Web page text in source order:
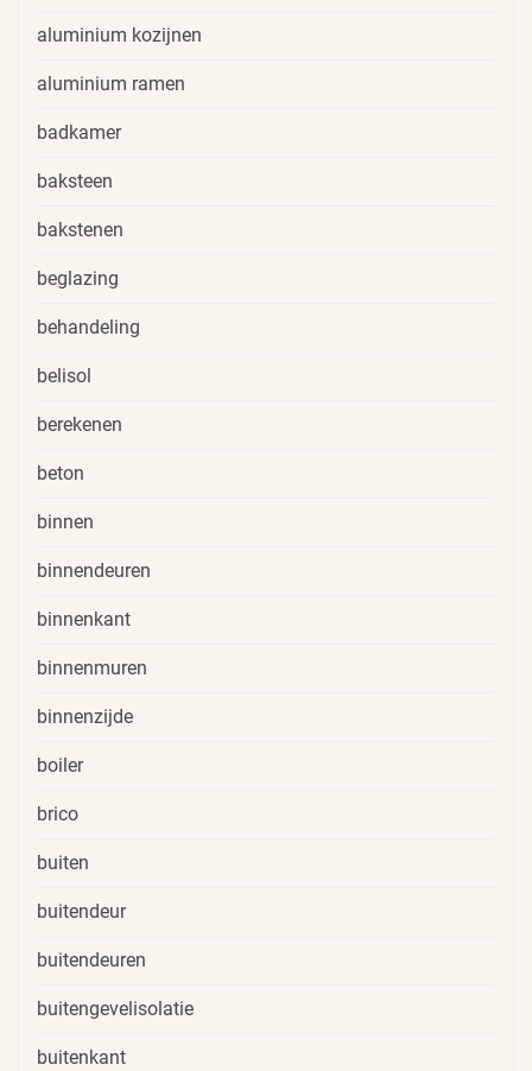
aluminium kozijnen
aluminium ramen
badkamer
baksteen
bakstenen
beglazing
behandeling
belisol
berekenen
beton
binnen
binnendeuren
binnenkant
binnenmuren
binnenzijde
boiler
brico
buiten
buitendeur
buitendeuren
buitengevelisolatie
buitenkant